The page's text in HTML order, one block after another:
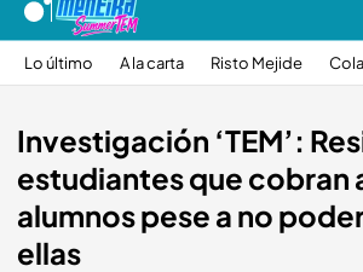
Lo último A la carta Risto Mejide
Investigación ‘TEM’:
estudiantes que cobran
alumnos pese a no
ellas